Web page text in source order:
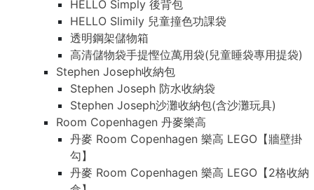
HELLO Simply 後背包
HELLO Slimily 兒童撞色功課袋
透明鋼架儲物箱
高清儲物袋手提慳位萬用袋(兒童睡袋專用提袋)
Stephen Joseph收納包
Stephen Joseph 防水收納袋
Stephen Joseph沙灘收納包(含沙灘玩具)
Room Copenhagen 丹麥樂高
丹麥 Room Copenhagen 樂高 LEGO【牆壁掛
勾】
丹麥 Room Copenhagen 樂高 LEGO【2格收納